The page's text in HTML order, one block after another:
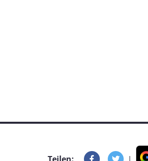
Teilen: |